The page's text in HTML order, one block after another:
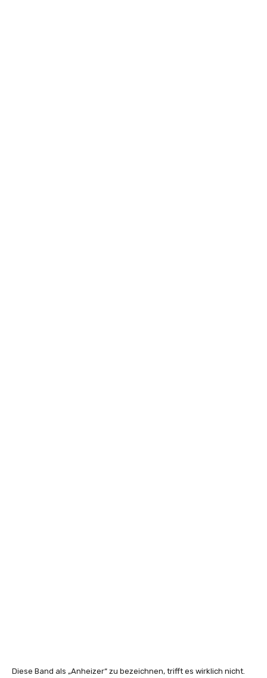
Diese Band als „Anheizer“ zu bezeichnen, trifft es wirklich nicht.